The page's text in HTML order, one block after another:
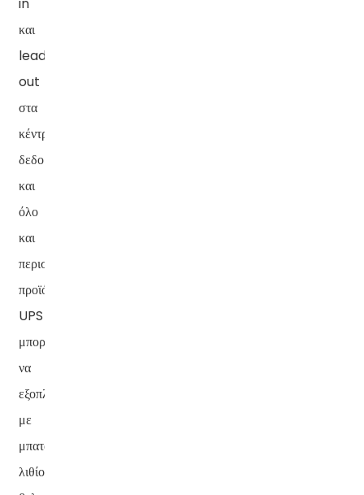
in
και
lead-
out
στα
κέντρα
δεδομένων,
και
όλο
και
περισσότερα
προϊόντα
UPS
μπορούν
να
εξοπλιστούν
με
μπαταρίες
λιθίου,